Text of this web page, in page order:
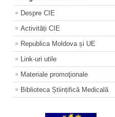
Despre CIE
Activități CIE
Republica Moldova și UE
Link-uri utile
Materiale promoţionale
Biblioteca Științifică Medicală